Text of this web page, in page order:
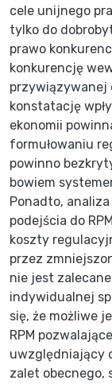
cele unijnego
tylko do
prawo
konkurencję
przywiązywanej
konstatację
ekonomii
formułowaniu
powinno
bowiem
Ponadto,
podejścia do
koszty
przez
nie jest
indywidualnej
się, że możliwe
RPM
uwzględniający
zalet obecnego,